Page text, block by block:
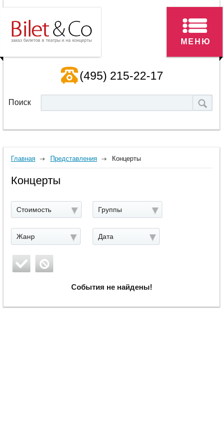
заказ билетов в театры и на концерты
(495) 215-22-17
Поиск
МЕНЮ
Главная Представления Концерты
Концерты
Стоимость Группы
Жанр Дата
События не найдены!